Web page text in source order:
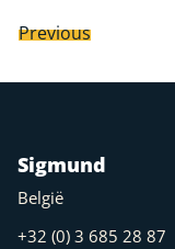
Previous
Sigmund
België
+32 (0) 3 685 28 87